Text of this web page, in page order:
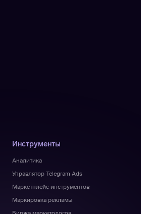
Инструменты
Аналитика
Управлятор Telegram Ads
Маркетплейс инструментов
Маркировка рекламы